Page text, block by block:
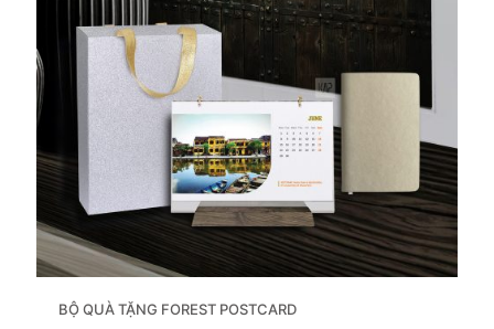
BỘ QUÀ TẶNG FOREST POSTCARD